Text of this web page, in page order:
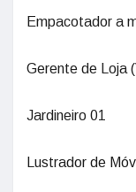
Empacotador a
Gerente de Loja
Jardineiro 01
Lustrador de